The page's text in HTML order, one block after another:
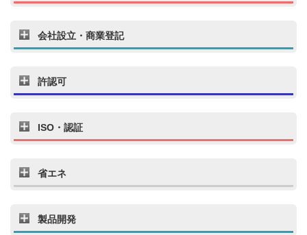
会社設立・商業登記
許認可
ISO・認証
省エネ
製品開発